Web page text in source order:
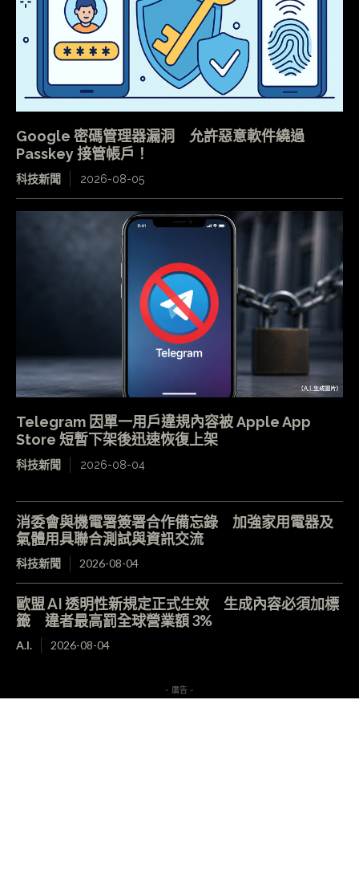
Google 密碼管理器漏洞 允許惡意軟件繞過
Passkey 接管帳戶！
科技新聞 2026-08-05
Telegram 因單一用戶違規內容被 Apple App
Store 短暫下架後迅速恢復上架
科技新聞 2026-08-04
消委會與機電署簽署合作備忘錄 加強家用電器及
氣體用具聯合測試與資訊交流
科技新聞 2026-08-04
歐盟 AI 透明性新規定正式生效 生成內容必須加標
籤 違者最高罰全球營業額 3%
A.I. 2026-08-04
- 廣告 -